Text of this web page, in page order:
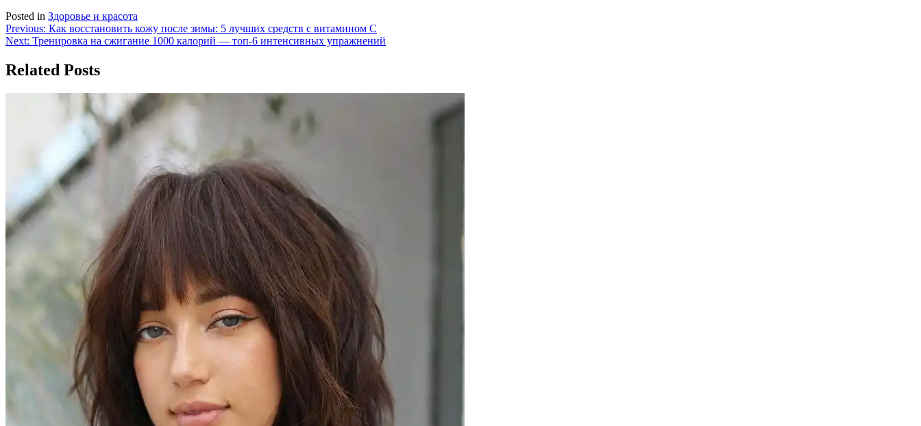
Posted in Здоровье и красота
Навигация
по
записям
Previous: Как восстановить кожу после зимы: 5 лучших средств с витамином С
Next: Тренировка на сжигание 1000 калорий — топ-6 интенсивных упражнений
Related Posts